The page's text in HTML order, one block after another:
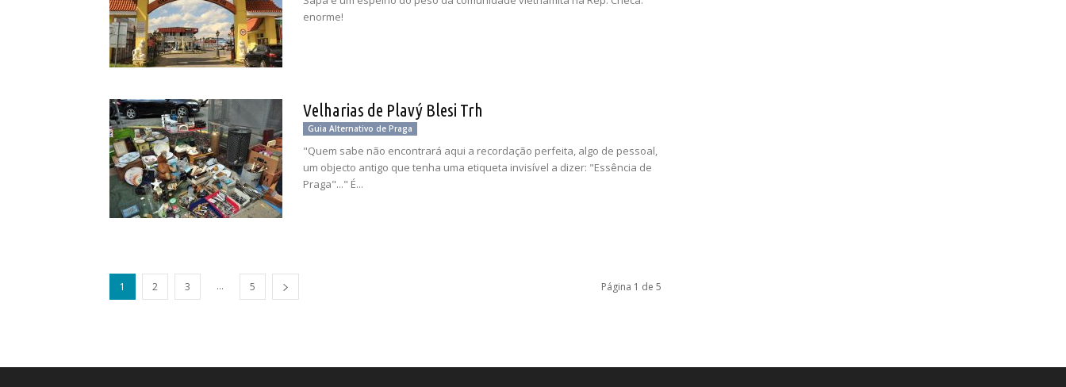
enorme!
Velharias de Plavý Blesi Trh
Guia Alternativo de Praga
"Quem sabe não encontrará aqui a recordação perfeita, algo de pessoal,
um objecto antigo que tenha uma etiqueta invisível a dizer: "Essência de
Praga"..." É...
1 2 3 ... 5 Página 1 de 5